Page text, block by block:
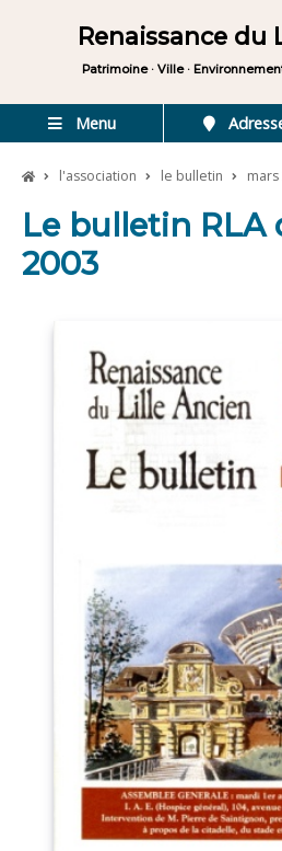
Renaissance du
Patrimoine · Ville ·
Menu
l'association le bulletin mars
Le bulletin RLA
2003